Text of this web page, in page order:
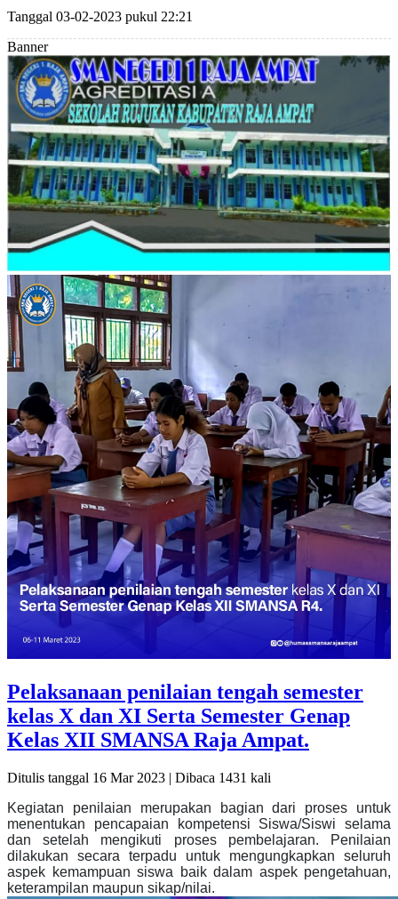
Tanggal 03-02-2023 pukul 22:21
Banner
Pelaksanaan penilaian tengah semester
kelas X dan XI Serta Semester Genap
Kelas XII SMANSA Raja Ampat.
Ditulis tanggal 16 Mar 2023 | Dibaca 1431 kali
Kegiatan penilaian merupakan bagian dari proses untuk
menentukan pencapaian kompetensi Siswa/Siswi selama
dan setelah mengikuti proses pembelajaran. Penilaian
dilakukan secara terpadu untuk mengungkapkan seluruh
aspek kemampuan siswa baik dalam aspek pengetahuan,
keterampilan maupun sikap/nilai.